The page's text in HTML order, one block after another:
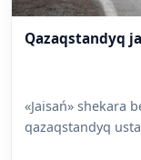
Qazaqstandyq
«Jaisań» shekara